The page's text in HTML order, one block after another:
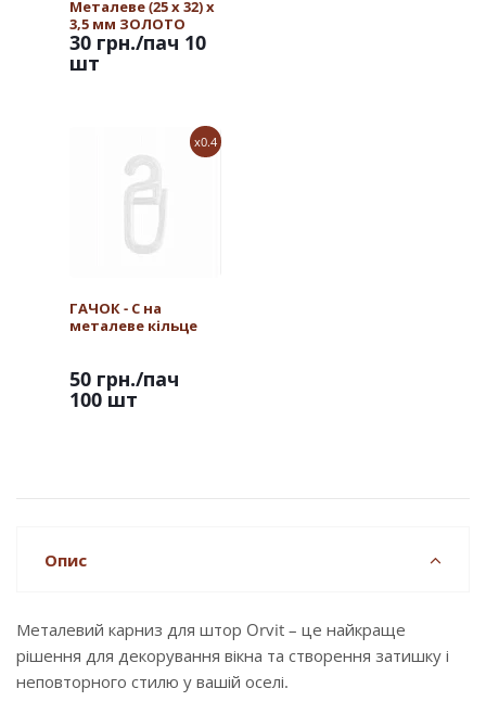
Металеве (25 х 32) х
3,5 мм ЗОЛОТО
30 грн./пач 10
шт
x0.4
ГАЧОК - С на
металеве кільце
50 грн./пач
100 шт
Опис
Металевий карниз для штор Orvit – це найкраще
рішення для декорування вікна та створення затишку і
неповторного стилю у вашій оселі.